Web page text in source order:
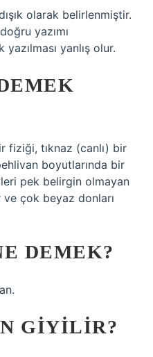
olarak belirlenmiştir.
yazımı
yazılması yanlış olur.
fiziği, tıknaz (canlı) bir
boyutlarında bir
pek belirgin olmayan
çok beyaz donları
DEMEK?
GIYILIR?